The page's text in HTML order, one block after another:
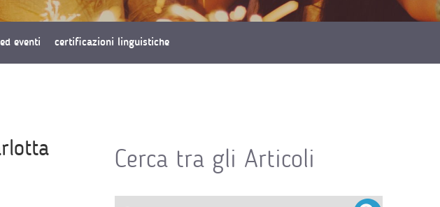
eventi certificazioni linguistiche
Cerca tra gli Articoli